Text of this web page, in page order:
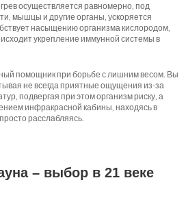
осуществляется равномерно, под
мышцы и другие органы, ускоряется
насыщению организма кислородом,
укрепление иммунной системы в
помощник при борьбе с лишним весом. Вы
не всегда приятные ощущения из-за
подвергая при этом организм риску, а
инфракрасной кабины, находясь в
расслабляясь.
– выбор в 21 веке